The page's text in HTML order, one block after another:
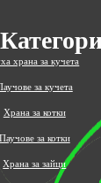
храна за кучета
за кучета
Храна за котки
Паучове за котки
Храна за зайци